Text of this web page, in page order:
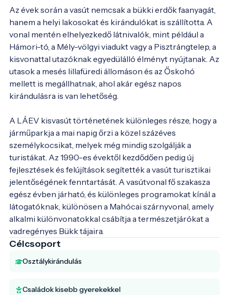
Az évek során a vasút nemcsak a bükki erdők faanyagát,
hanem a helyi lakosokat és kirándulókat is szállította. A
vonal mentén elhelyezkedő látnivalók, mint például a
Hámori-tó, a Mély-völgyi viadukt vagy a Pisztrángtelep, a
kisvonattal utazóknak egyedülálló élményt nyújtanak. Az
utasok a mesés lillafüredi állomáson és az Őskohó
mellett is megállhatnak, ahol akár egész napos
kirándulásra is van lehetőség.
A LÁEV kisvasút történetének különleges része, hogy a
járműparkja a mai napig őrzi a közel százéves
személykocsikat, melyek még mindig szolgálják a
turistákat. Az 1990-es évektől kezdődően pedig új
fejlesztések és felújítások segítették a vasút turisztikai
jelentőségének fenntartását. A vasútvonal fő szakasza
egész évben járható, és különleges programokat kínál a
látogatóknak, különösen a Mahócai szárnyvonal, amely
alkalmi különvonatokkal csábítja a természetjárókat a
Célcsoport
Osztálykirándulás
Családok kisebb gyerekekkel